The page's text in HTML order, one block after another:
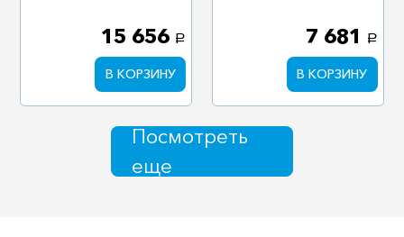
15 656 a
В КОРЗИНУ
7 681 a
В КОРЗИНУ
Посмотреть
еще